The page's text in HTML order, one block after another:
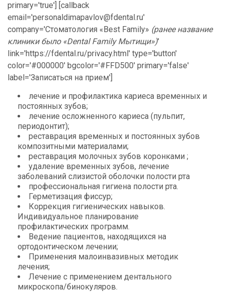
primary='true'] [callback
email='personaldimapavlov@fdental.ru'
company='Стоматология «Best Family» (ранее название
клиники было «Dental Family Мытищи»)'
link='https://fdental.ru/privacy.html' type='button'
color='#000000' bgcolor='#FFD500' primary='false'
label='Записаться на прием']
лечение и профилактика кариеса временных и
постоянных зубов;
лечение осложненного кариеса (пульпит,
периодонтит);
реставрация временных и постоянных зубов
композитными материалами;
реставрация молочных зубов коронками ;
удаление временных зубов, лечение
заболеваний слизистой оболочки полости рта
профессиональная гигиена полости рта.
Герметизация фиссур;
Коррекция гигиенических навыков.
Индивидуальное планирование
профилактических программ.
Ведение пациентов, находящихся на
ортодонтическом лечении;
Применения малоинвазивных методик
лечения;
Лечение с применением дентального
микроскопа/бинокуляров.